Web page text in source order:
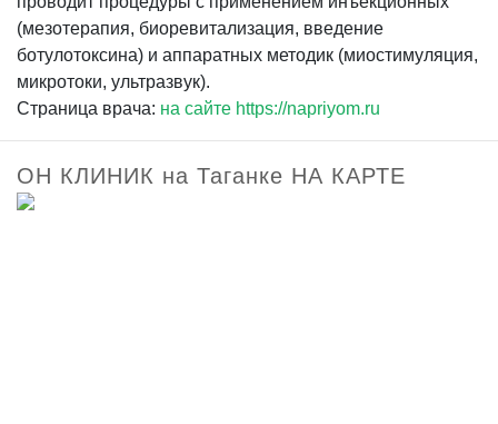
(мезотерапия, биоревитализация, введение
ботулотоксина) и аппаратных методик (миостимуляция,
микротоки, ультразвук).
Страница врача: на сайте https://napriyom.ru
ОН КЛИНИК на Таганке НА КАРТЕ